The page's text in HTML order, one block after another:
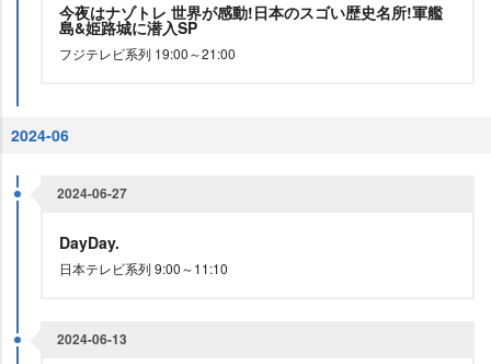
今夜はナゾトレ 世界が感動!日本のスゴい歴史名所!軍艦
島&姫路城に潜入SP
フジテレビ系列 19:00～21:00
2024-06
2024-06-27
DayDay.
日本テレビ系列 9:00～11:10
2024-06-13